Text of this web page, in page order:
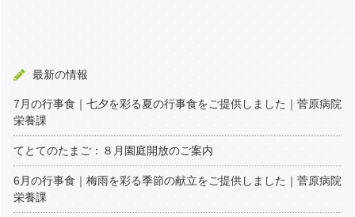
最新の情報
7月の行事食｜七夕を彩る夏の行事食をご提供しました｜菅原病院
栄養課
てとてのたまご：８月園庭開放のご案内
6月の行事食｜梅雨を彩る季節の献立をご提供しました｜菅原病院
栄養課